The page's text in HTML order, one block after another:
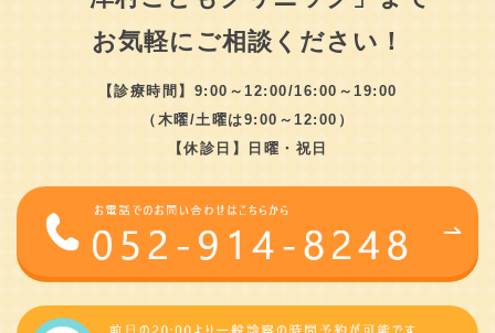
お気軽にご相談ください！
【診療時間】9:00～12:00/16:00～19:00
（木曜/土曜は9:00～12:00）
【休診日】日曜・祝日